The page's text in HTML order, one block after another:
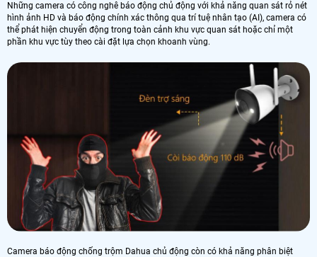
Những camera có công nghê báo động chủ động với khả năng quan sát rỏ nét
hình ảnh HD và báo động chính xác thông qua trí tuệ nhân tạo (AI), camera có
thể phát hiện chuyển động trong toàn cảnh khu vực quan sát hoặc chỉ một
phần khu vực tùy theo cài đặt lựa chọn khoanh vùng.
Camera báo động chống trộm Dahua chủ động còn có khả năng phân biệt